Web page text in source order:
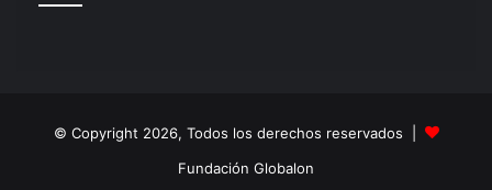
© Copyright 2026, Todos los derechos reservados |
Fundación Globalon